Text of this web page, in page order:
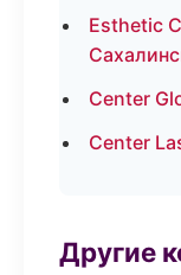
Esthetic
Center
Center
Другие